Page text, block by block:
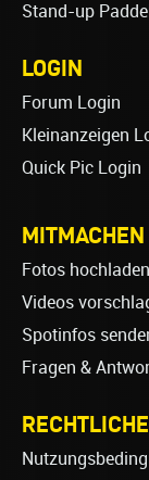
Stand-up
LOGIN
Forum Login
Kleinanzeigen
Quick Pic Login
MITMACHEN
Fotos hochladen
Videos
Spotinfos
Fragen &